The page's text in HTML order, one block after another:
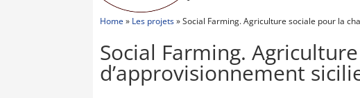
Home » Les projets»Social Farming. Agriculture sociale pour la
Social Farming.
d’approvisionnement